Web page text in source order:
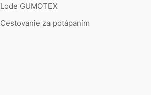
Lode GUMOTEX
Cestovanie za potápaním